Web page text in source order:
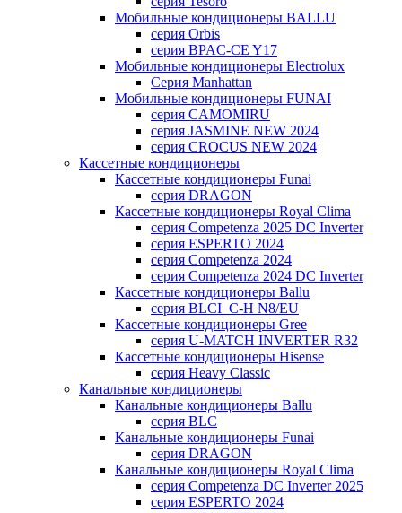
Мобильные кондиционеры BALLU
серия Orbis
серия BPAC-CE Y17
Мобильные кондиционеры Electrolux
Cерия Manhattan
Мобильные кондиционеры FUNAI
серия CAMOMIRU
серия JASMINE NEW 2024
серия CROCUS NEW 2024
Кассетные кондиционеры
Кассетные кондиционеры Funai
серия DRAGON
Кассетные кондиционеры Royal Clima
серия Competenza 2025 DC Inverter
серия ESPERTO 2024
серия Competenza 2024
серия Competenza 2024 DC Inverter
Кассетные кондиционеры Ballu
серия BLCI_C-H N8/EU
Кассетные кондиционеры Gree
серия U-MATCH INVERTER R32
Кассетные кондиционеры Hisense
серия Heavy Classic
Канальные кондиционеры
Канальные кондиционеры Ballu
серия BLC
Канальные кондиционеры Funai
серия DRAGON
Канальные кондиционеры Royal Clima
серия Competenza DC Inverter 2025
серия ESPERTO 2024